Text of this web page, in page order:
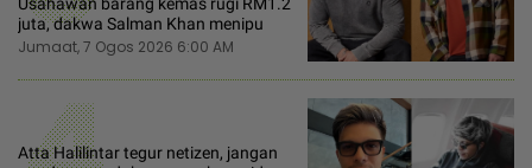
juta, dakwa Salman Khan menipu
Jumaat, 7 Ogos 2026 6:00 AM
Atta Halilintar tegur netizen, jangan